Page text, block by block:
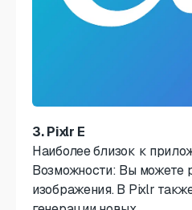
3. Pixlr E
Наиболее близок к
Возможности: Вы можете
изображения. В Pixlr